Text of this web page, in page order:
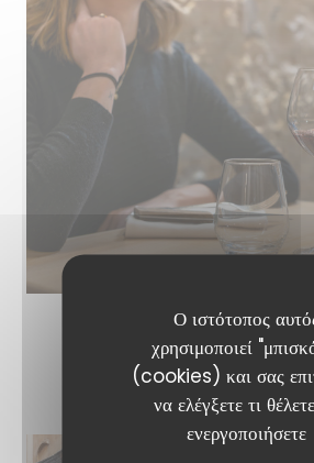
Ο ιστότοπος
χρησιμοποιεί
(cookies) και σας
να ελέγξετε τι
ενεργοποιήσετε
LE